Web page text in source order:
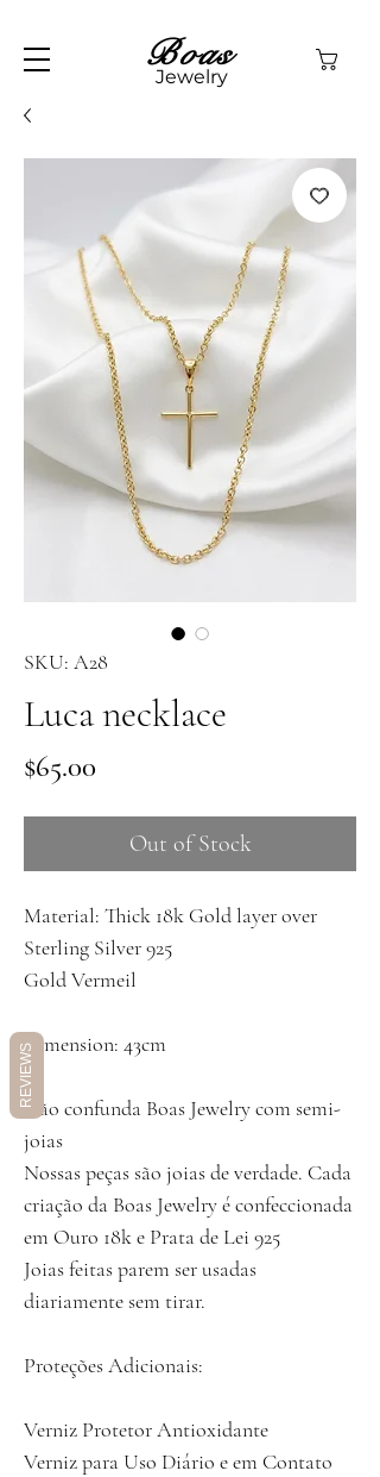
Boas
Jewelry
SKU: A28
Luca necklace
$65.00
Out of Stock
Material: Thick 18k Gold layer over
Sterling Silver 925
Gold Vermeil
Dimension: 43cm
Não confunda Boas Jewelry com semi-
joias
Nossas peças são joias de verdade. Cada
criação da Boas Jewelry é confeccionada
em Ouro 18k e Prata de Lei 925
Joias feitas parem ser usadas
diariamente sem tirar.
Proteções Adicionais:
Verniz Protetor Antioxidante
Verniz para Uso Diário e em Contato
REVIEWS